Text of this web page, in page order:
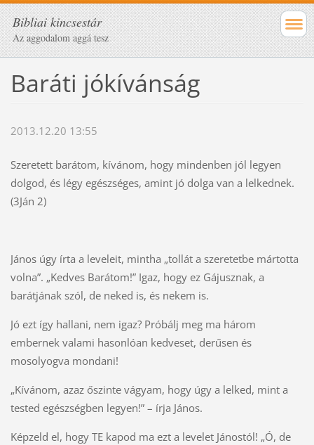
Bibliai kincsestár
Az aggodalom aggá tesz
Baráti jókívánság
2013.12.20 13:55
Szeretett barátom, kívánom, hogy mindenben jól legyen
dolgod, és légy egészséges, amint jó dolga van a lelkednek.
(3Ján 2)
János úgy írta a leveleit, mintha „tollát a szeretetbe mártotta
volna”. „Kedves Barátom!” Igaz, hogy ez Gájusznak, a
barátjának szól, de neked is, és nekem is.
Jó ezt így hallani, nem igaz? Próbálj meg ma három
embernek valami hasonlóan kedveset, derűsen és
mosolyogva mondani!
„Kívánom, azaz őszinte vágyam, hogy úgy a lelked, mint a
tested egészségben legyen!” – írja János.
Képzeld el, hogy TE kapod ma ezt a levelet Jánostól! „Ó, de